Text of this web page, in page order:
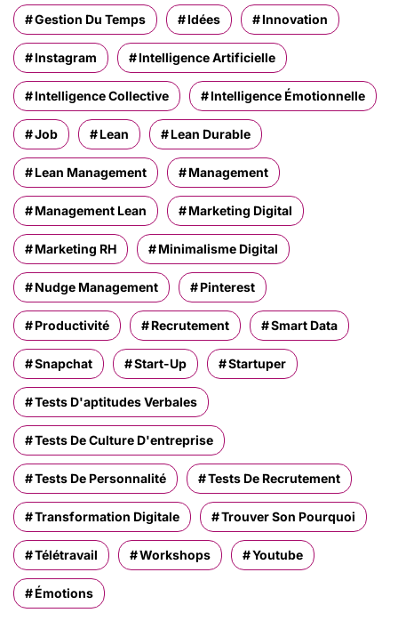
Gestion Du Temps Idées Innovation
Instagram Intelligence Artificielle
Intelligence Collective Intelligence Émotionnelle
Job Lean Lean Durable
Lean Management Management
Management Lean Marketing Digital
Marketing RH Minimalisme Digital
Nudge Management Pinterest
Productivité Recrutement Smart Data
Snapchat Start-Up Startuper
Tests D'aptitudes Verbales
Tests De Culture D'entreprise
Tests De Personnalité Tests De Recrutement
Transformation Digitale Trouver Son Pourquoi
Télétravail Workshops Youtube
Émotions